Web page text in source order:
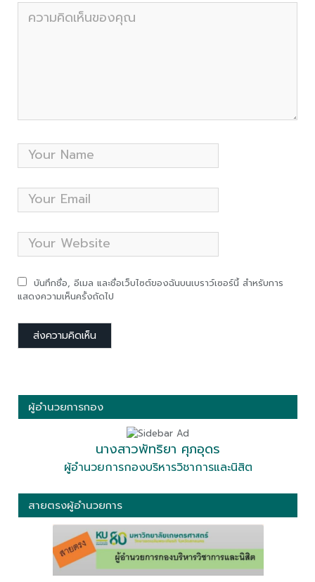
บันทึกชื่อ, อีเมล และชื่อเว็บไซต์ของฉันบนเบราว์เซอร์นี้ สำหรับการ
แสดงความเห็นครั้งถัดไป
ผู้อำนวยการกอง
นางสาวพัทริยา ศุภอุดร
ผู้อำนวยการกองบริหารวิชาการและนิสิต
สายตรงผู้อำนวยการ